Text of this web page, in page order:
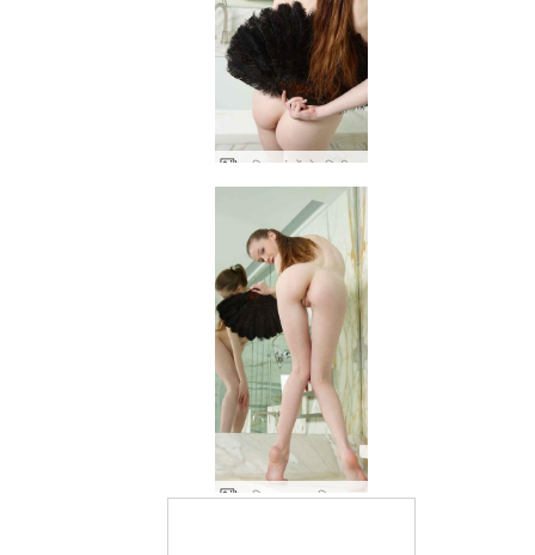
आलिया पंखों से एमिली की शूटिंग कर रही है
आलिया द्वारा आलिया और एमिली बाथरूम फंतासी